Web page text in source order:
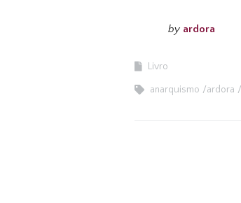
by ardora
Livro
anarquismo ardora